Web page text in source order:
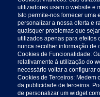
utilizadores usam o website e
Isto permite-nos fornecer
personalizar a nossa oferta e
quaisquer problemas que
utilizados apenas para efeitos
nunca recolher informação de
Cookies de Funcionalidade:
relativamente à utilização do
necessário voltar a configurar
Cookies de Terceiros: Medem
da publicidade de terceiros.
de personalizar um widget